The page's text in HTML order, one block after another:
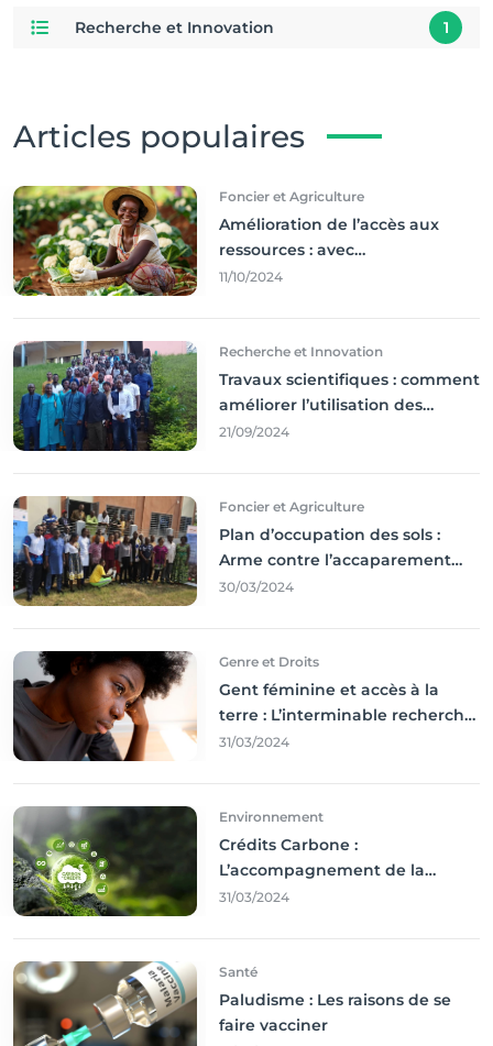
Recherche et Innovation 1
Articles populaires
Foncier et Agriculture
Amélioration de l’accès aux
ressources : avec
l'incontournable ’agriculture
11/10/2024
Recherche et Innovation
Travaux scientifiques : comment
améliorer l’utilisation des
résultats coince
21/09/2024
Foncier et Agriculture
Plan d’occupation des sols :
Arme contre l’accaparement
des terres
30/03/2024
Genre et Droits
Gent féminine et accès à la
terre : L’interminable recherche
des droits
31/03/2024
Environnement
Crédits Carbone :
L’accompagnement de la
Francophonie
31/03/2024
Santé
Paludisme : Les raisons de se
faire vacciner